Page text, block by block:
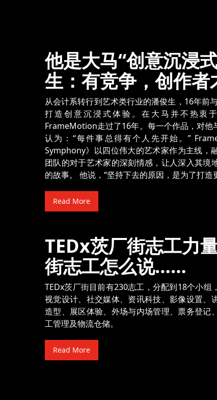
他是大马“创意沉浸
生：有竞争，创作者
从会计系转行到艺术类行业的潘俊生，16年
打造创意沉浸式体验。在大马并不热衷
FrameMotion走过了16年。每一个作品，对他
认为：“每件事总得有个人先开始。”
Symphony》以四位伟大的艺术家作为主线，
团队的对于艺术家的深刻情感，让人深入其境
的故事。 他说，“坚持下去的原因，是为了打造
Read More
TEDx茨厂街志工力
街志工怎么说……
TEDx茨厂街目前有230志工，分配到18个小组
视觉设计、社交媒体、资讯科技、影像设置、
造型、展区体验、外场与内场管理、票务登记
工管理及物流仓储。
Read More